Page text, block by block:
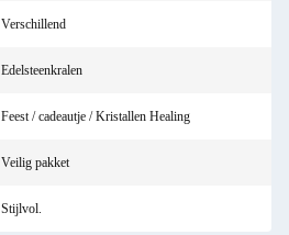
Verschillend
Edelsteenkralen
Feest / cadeautje / Kristallen Healing
Veilig pakket
Stijlvol.